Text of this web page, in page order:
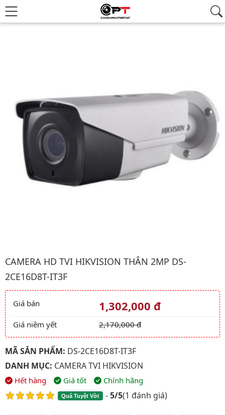
Hình ảnh đại diện của sản phẩm Camera HD TVI HIKVISION
CAMERA HD TVI HIKVISION THÂN 2MP DS-
2CE16D8T-IT3F
Giá và khuyến mãi
Giá bán 1,302,000 đ
Giá niêm yết 2,170,000 đ
MÃ SẢN PHẨM: DS-2CE16D8T-IT3F
DANH MỤC: CAMERA TVI HIKVISION
Hết hàng Giá tốt Chính hãng
Quá Tuyệt Vời -5/5(1 đánh giá)